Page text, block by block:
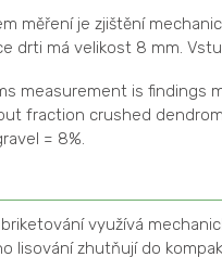
měření je zjištění
drti má velikost 8 mm.
measurement is findings
fraction crushed
= 8%.
využívá
lisování zhutňují do